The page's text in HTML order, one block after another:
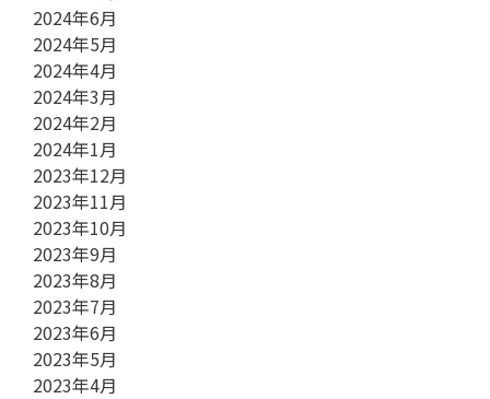
2024年6月
2024年5月
2024年4月
2024年3月
2024年2月
2024年1月
2023年12月
2023年11月
2023年10月
2023年9月
2023年8月
2023年7月
2023年6月
2023年5月
2023年4月